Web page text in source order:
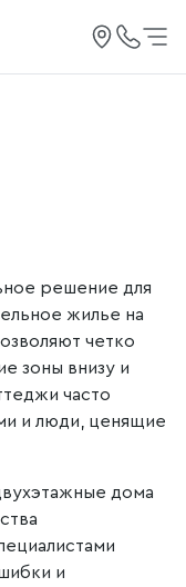
решение для
жилье на
четко
зоны внизу и
часто
и люди, ценящие
дома
и